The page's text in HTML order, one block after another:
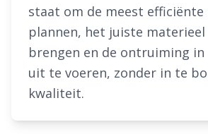
staat om de meest
plannen, het juiste materieel
brengen en de ontruiming
uit te voeren, zonder in te
kwaliteit.